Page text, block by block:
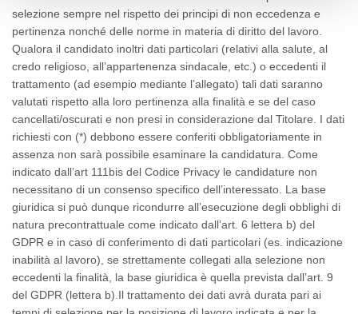
selezione sempre nel rispetto dei principi di non eccedenza e
pertinenza nonché delle norme in materia di diritto del lavoro.
Qualora il candidato inoltri dati particolari (relativi alla salute, al
credo religioso, all’appartenenza sindacale, etc.) o eccedenti il
trattamento (ad esempio mediante l’allegato) tali dati saranno
valutati rispetto alla loro pertinenza alla finalità e se del caso
cancellati/oscurati e non presi in considerazione dal Titolare. I dati
richiesti con (*) debbono essere conferiti obbligatoriamente in
assenza non sarà possibile esaminare la candidatura. Come
indicato dall’art 111bis del Codice Privacy le candidature non
necessitano di un consenso specifico dell’interessato. La base
giuridica si può dunque ricondurre all’esecuzione degli obblighi di
natura precontrattuale come indicato dall’art. 6 lettera b) del
GDPR e in caso di conferimento di dati particolari (es. indicazione
inabilità al lavoro), se strettamente collegati alla selezione non
eccedenti la finalità, la base giuridica è quella prevista dall’art. 9
del GDPR (lettera b).Il trattamento dei dati avrà durata pari ai